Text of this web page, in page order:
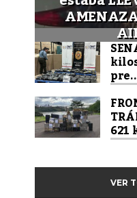
621
VER